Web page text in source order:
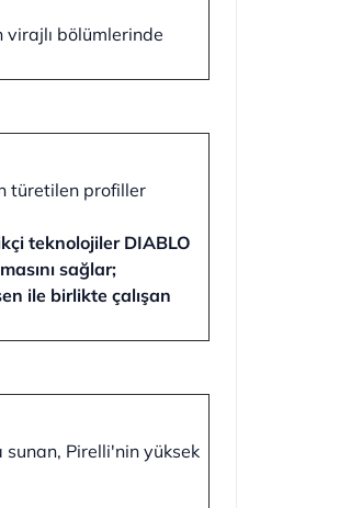
virajlı bölümlerinde
türetilen profiller
teknolojiler DIABLO
sağlar;
ile birlikte çalışan
Pirelli'nin yüksek